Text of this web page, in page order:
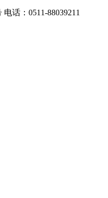
话：0511-88039211